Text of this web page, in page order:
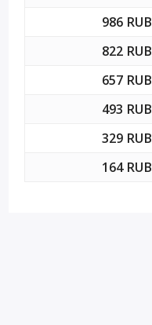
986 RUB
822 RUB
657 RUB
493 RUB
329 RUB
164 RUB